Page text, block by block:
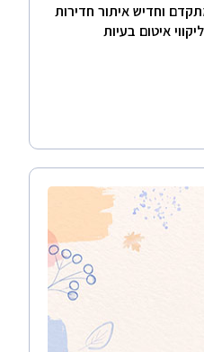
וחדיש איתור חדירות
איטום בעיות